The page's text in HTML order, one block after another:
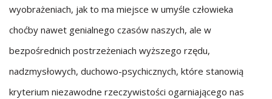
wyobrażeniach, jak to ma miejsce w umyśle człowieka
choćby nawet genialnego czasów naszych, ale w
bezpośrednich postrzeżeniach wyższego rzędu,
nadzmysłowych, duchowo-psychicznych, które stanowią
kryterium niezawodne rzeczywistości ogarniającego nas